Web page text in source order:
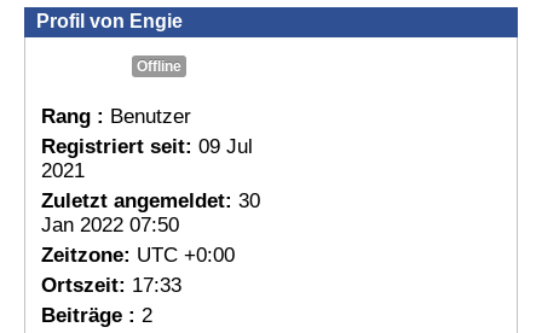
Profil von Engie
Offline
Rang : Benutzer
Registriert seit: 09 Jul
2021
Zuletzt angemeldet: 30
Jan 2022 07:50
Zeitzone: UTC +0:00
Ortszeit: 17:33
Beiträge : 2